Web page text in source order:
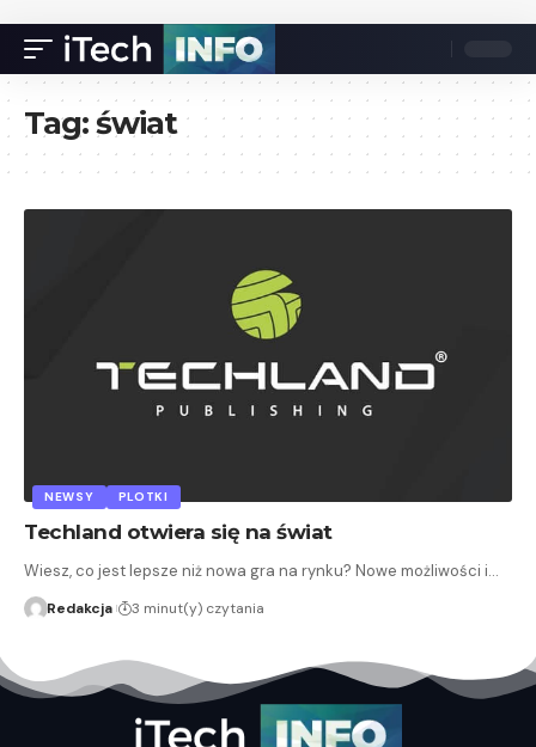
Tag:świat
NEWSY PLOTKI
Techland otwiera się na świat
Wiesz, co jest lepsze niż nowa gra na rynku? Nowe możliwości i…
Redakcja 3 minut(y) czytania